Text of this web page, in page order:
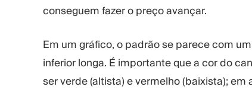
conseguem fazer o preço avançar.
Em um gráfico, o padrão se parece com
inferior longa. É importante que a cor do
ser verde (altista) e vermelho (baixista);